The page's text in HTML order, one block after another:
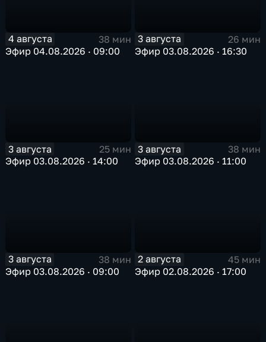
4 августа
38 мин
Эфир 04.08.2026 · 09:00
3 августа
26 мин
Эфир 03.08.2026 · 16:30
3 августа
25 мин
Эфир 03.08.2026 · 14:00
3 августа
38 мин
Эфир 03.08.2026 · 11:00
3 августа
38 мин
Эфир 03.08.2026 · 09:00
2 августа
45 мин
Эфир 02.08.2026 · 17:00